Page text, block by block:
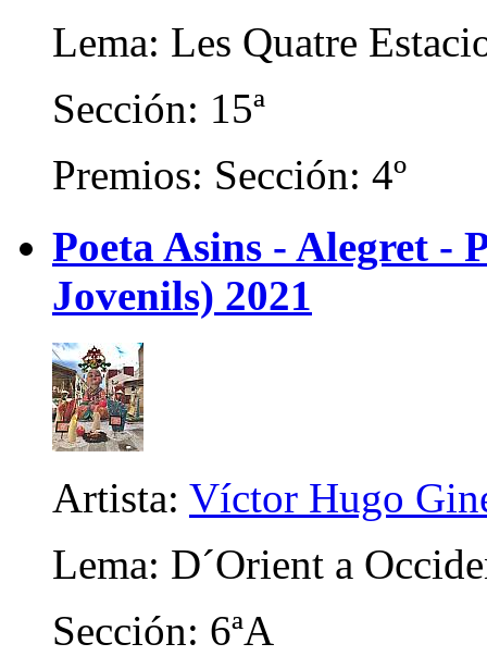
Lema: Les Quatre
Sección: 15ª
Premios: Sección: 4º
Poeta Asins - Alegret -
Jovenils) 2021
Artista: Víctor Hugo
Lema: D´Orient a
Sección: 6ªA